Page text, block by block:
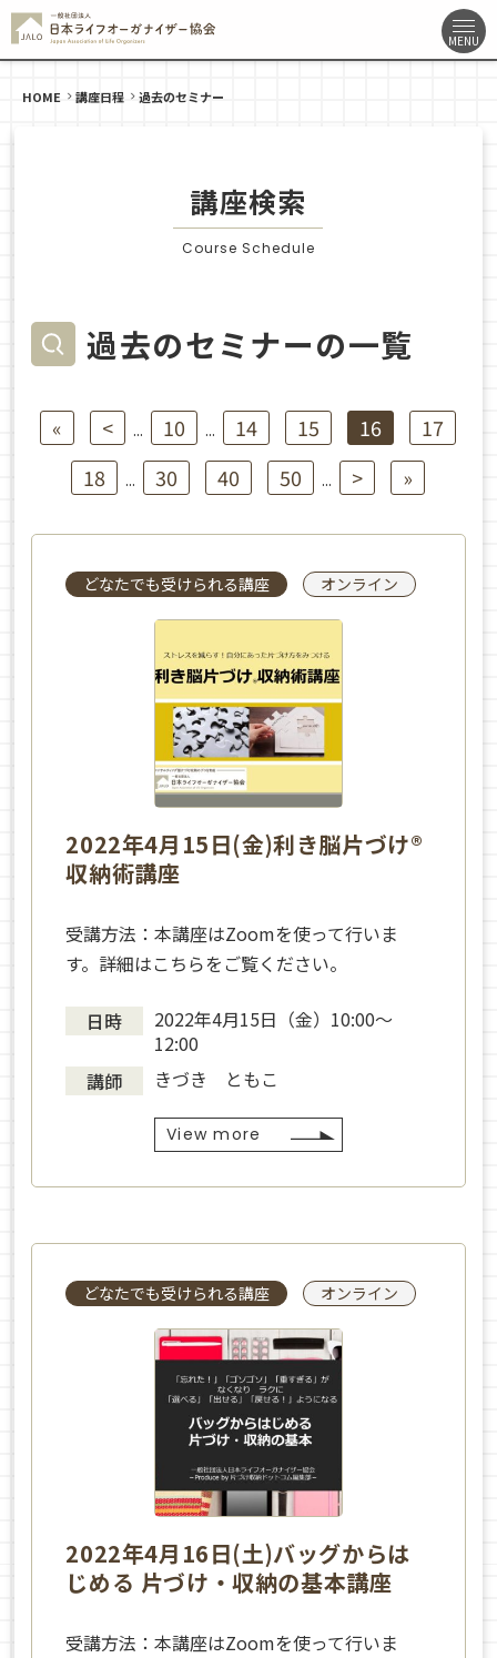
HOME 講座日程 過去のセミナー
講座検索
Course Schedule
過去のセミナーの一覧
« < ... 10 ... 14 15 16
17
18
... 30 40 50 ... > »
どなたでも受けられる講座 オンライン
2022年4月15日(金)利き脳片づけ®
収納術講座
受講方法：本講座はZoomを使って行いま
す。詳細はこちらをご覧ください。
日時
2022年4月15日（金）10:00～
12:00
講師
きづき ともこ
View more
どなたでも受けられる講座 オンライン
2022年4月16日(土)バッグからは
じめる 片づけ・収納の基本講座
受講方法：本講座はZoomを使って行いま